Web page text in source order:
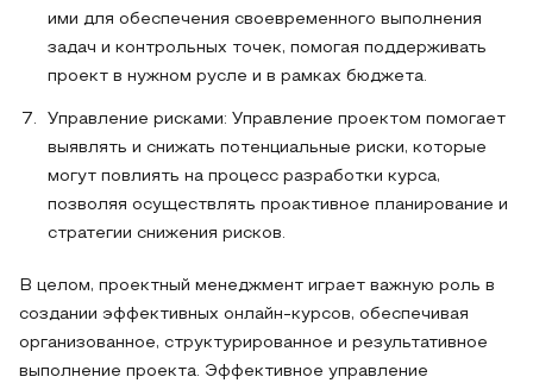
ими для обеспечения своевременного выполнения
задач и контрольных точек, помогая поддерживать
проект в нужном русле и в рамках бюджета.
Управление рисками: Управление проектом помогает
выявлять и снижать потенциальные риски, которые
могут повлиять на процесс разработки курса,
позволяя осуществлять проактивное планирование и
стратегии снижения рисков.
В целом, проектный менеджмент играет важную роль в
создании эффективных онлайн-курсов, обеспечивая
организованное, структурированное и результативное
выполнение проекта. Эффективное управление